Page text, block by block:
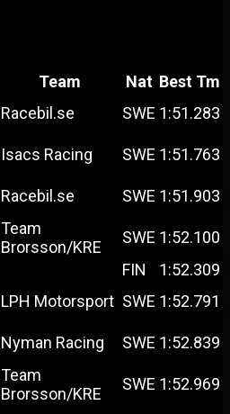
Team Nat Best Tm
Racebil.se SWE 1:51.283
Isacs Racing SWE 1:51.763
Racebil.se SWE 1:51.903
Team
Brorsson/KRE
SWE 1:52.100
FIN
1:52.309
LPH Motorsport SWE 1:52.791
Nyman Racing SWE 1:52.839
Team
Brorsson/KRE
SWE 1:52.969